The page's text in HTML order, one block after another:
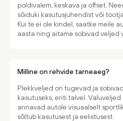
poldivalem, keskava ja offset.
sõiduki kasutusjuhendist või
Kui te ei ole kindel, saatke meile
aasta ning aitame sobivad veljed
Milline on rehvide tarneaeg?
Plekkveljed on tugevad ja
kasutuseks, eriti talvel.
annavad autole visuaalselt
sõltub kasutusest ja eelistusest.